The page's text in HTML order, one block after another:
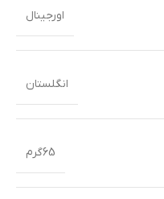
اورجینال
انگلستان
65گرم